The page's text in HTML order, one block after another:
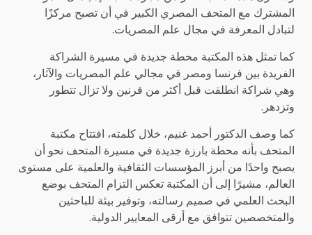
المشترك مع المتحف المصري الكبير في أن تصبح مركزًا
لتبادل المعرفة في مجال علم المصريات.
كما تمثل هذه المكتبة محطة جديدة في مسيرة الشراكة
الفريدة بين فرنسا ومصر في مجالي علم المصريات والآثار،
وهي شراكة انطلقت قبل أكثر من قرنين ولا تزال تتطور
وتزدهر.
كما وصف الدكتور أحمد غنيم، خلال كلمته، افتتاح مكتبة
المتحف بأنه محطة بارزة جديدة في مسيرة المتحف نحو أن
يصبح واحدًا من أبرز المؤسسات الثقافية والعلمية على مستوى
العالم، مشيرًا إلى أن المكتبة تعكس التزام المتحف بوضع
البحث العلمي في صميم رسالته، وتوفير بيئة للباحثين
والمتخصصين تتوافق مع أرقى المعايير الدولية.